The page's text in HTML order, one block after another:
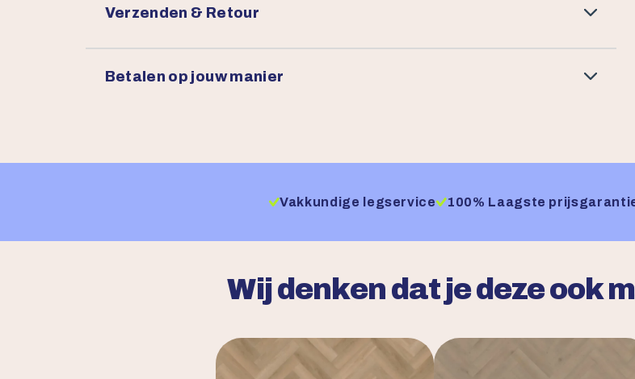
Verzenden & Retour
Betalen op jouw manier
Vakkundige legservice 100% Laagste
Wij denken dat je deze ook